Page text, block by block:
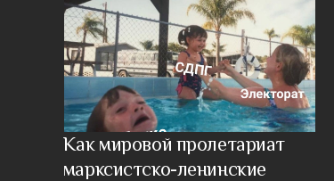
Как мировой пролетариат
марксистско-ленинские